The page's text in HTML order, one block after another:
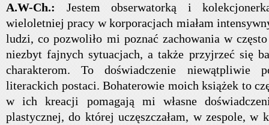
A.W-Ch.: Jestem obserwatorką i
wieloletniej pracy w korporacjach miałam
ludzi, co pozwoliło mi poznać zachowania w
niezbyt fajnych sytuacjach, a także przyjrzeć się
charakterom. To doświadczenie niewątpliwie
literackich postaci. Bohaterowie moich książek to
w ich kreacji pomagają mi własne
plastycznej, do której uczęszczałam, w zespole, w